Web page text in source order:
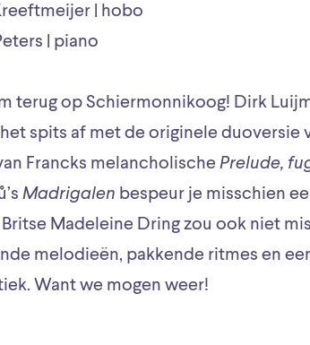
| hobo
| piano
terug op Schiermonnikoog! Dirk
het spits af met de originele duoversie
Francks melancholische Prelude,
Madrigalen bespeur je misschien
Madeleine Dring zou ook niet
melodieën, pakkende ritmes en
Want we mogen weer!